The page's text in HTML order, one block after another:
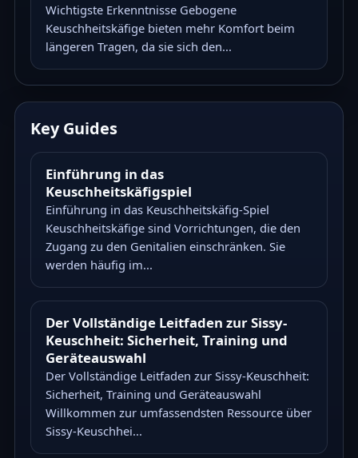
Wichtigste Erkenntnisse Gebogene
Keuschheitskäfige bieten mehr Komfort beim
längeren Tragen, da sie sich den...
Key Guides
Einführung in das
Keuschheitskäfigspiel
Einführung in das Keuschheitskäfig-Spiel
Keuschheitskäfige sind Vorrichtungen, die den
Zugang zu den Genitalien einschränken. Sie
werden häufig im...
Der Vollständige Leitfaden zur Sissy-
Keuschheit: Sicherheit, Training und
Geräteauswahl
Der Vollständige Leitfaden zur Sissy-Keuschheit:
Sicherheit, Training und Geräteauswahl
Willkommen zur umfassendsten Ressource über
Sissy-Keuschhei...